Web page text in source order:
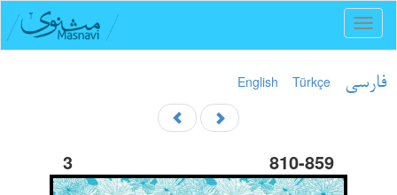
English Türkçe فارسی
3 810-859